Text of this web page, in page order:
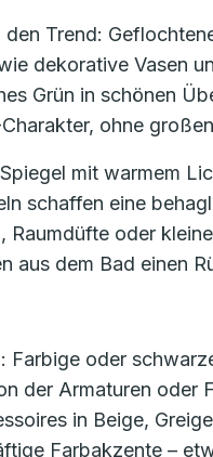
Trend:
dekorative Vasen
Grün in schönen
ohne
mit warmem
schaffen eine
oder
aus dem Bad einen
oder
der Armaturen oder
in Beige,
Farbakzente –